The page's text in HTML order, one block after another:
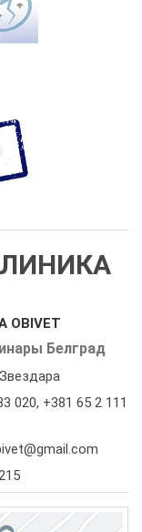
OBIVET
Белград
020, +381 65 2 111